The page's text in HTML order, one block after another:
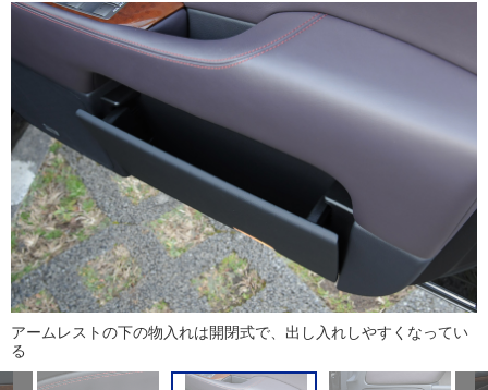
アームレストの下の物入れは開閉式で、出し入れしやすくなってい
る